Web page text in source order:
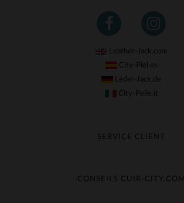
Leather-Jack.com
City-Piel.es
Leder-Jack.de
City-Pelle.it
SERVICE CLIENT
Échange & Remboursement
CONSEILS CUIR-CITY.COM